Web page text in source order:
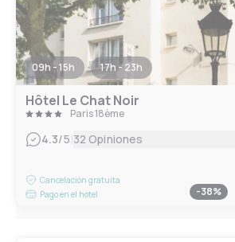
09h - 15h 17h - 23h
Hôtel Le Chat Noir
Paris 18ème
4.3/5 32 Opiniones
Cancelación gratuita
Pago en el hotel
-38%